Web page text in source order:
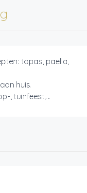
tapas, paella,
huis.
, tuinfeest,...